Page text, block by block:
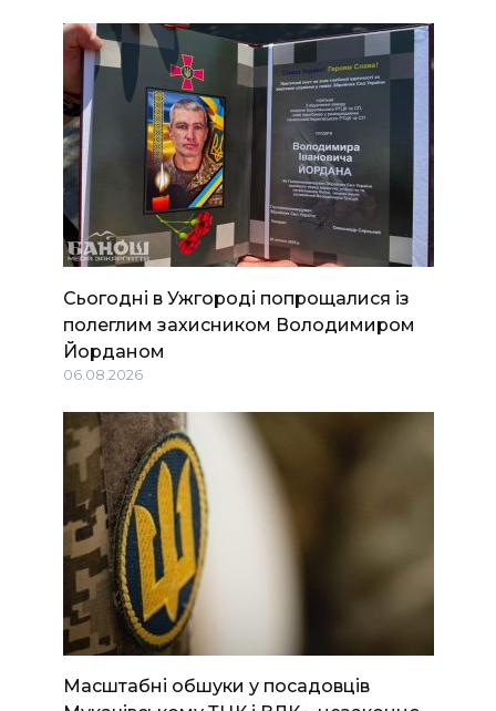
Сьогодні в Ужгороді попрощалися із
полеглим захисником Володимиром
Йорданом
06.08.2026
Масштабні обшуки у посадовців